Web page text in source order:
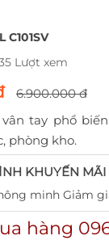
C101SV
Lượt xem
6.900.000 đ
tay phổ
phòng kho.
KHUYẾN MÃI
minh Giảm
hàng